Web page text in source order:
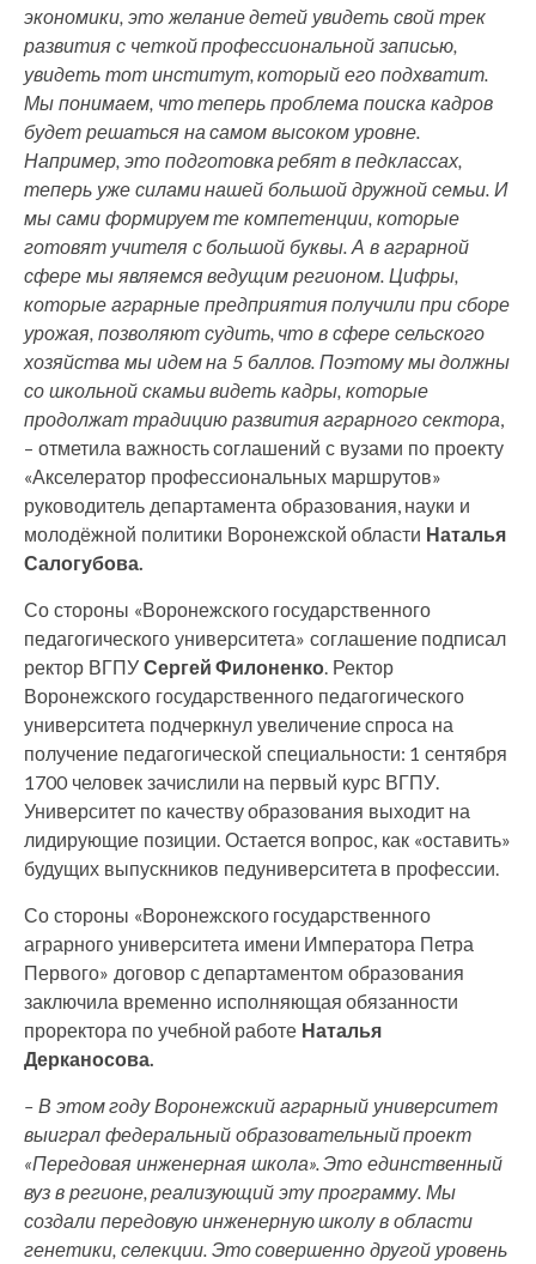
экономики, это желание детей увидеть свой трек
развития с четкой профессиональной записью,
увидеть тот институт, который его подхватит.
Мы понимаем, что теперь проблема поиска кадров
будет решаться на самом высоком уровне.
Например, это подготовка ребят в педклассах,
теперь уже силами нашей большой дружной семьи. И
мы сами формируем те компетенции, которые
готовят учителя с большой буквы. А в аграрной
сфере мы являемся ведущим регионом. Цифры,
которые аграрные предприятия получили при сборе
урожая, позволяют судить, что в сфере сельского
хозяйства мы идем на 5 баллов. Поэтому мы должны
со школьной скамьи видеть кадры, которые
продолжат традицию развития аграрного сектора,
– отметила важность соглашений с вузами по проекту
«Акселератор профессиональных маршрутов»
руководитель департамента образования, науки и
молодёжной политики Воронежской области Наталья
Салогубова.
Со стороны «Воронежского государственного
педагогического университета» соглашение подписал
ректор ВГПУ Сергей Филоненко. Ректор
Воронежского государственного педагогического
университета подчеркнул увеличение спроса на
получение педагогической специальности: 1 сентября
1700 человек зачислили на первый курс ВГПУ.
Университет по качеству образования выходит на
лидирующие позиции. Остается вопрос, как «оставить»
будущих выпускников педуниверситета в профессии.
Со стороны «Воронежского государственного
аграрного университета имени Императора Петра
Первого» договор с департаментом образования
заключила временно исполняющая обязанности
проректора по учебной работе Наталья
Дерканосова.
– В этом году Воронежский аграрный университет
выиграл федеральный образовательный проект
«Передовая инженерная школа». Это единственный
вуз в регионе, реализующий эту программу. Мы
создали передовую инженерную школу в области
генетики, селекции. Это совершенно другой уровень